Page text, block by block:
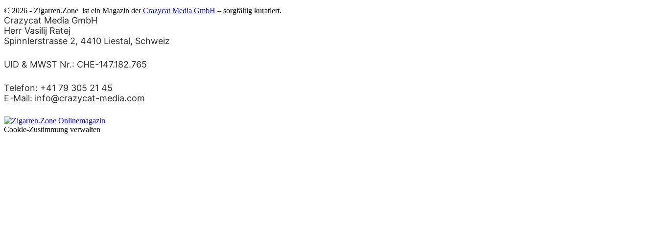
© 2026 - Zigarren.Zone ist ein Magazin derCrazycat Media GmbH – sorgfältig kuratiert.
Crazycat Media GmbH
Herr Vasilij Ratej
Spinnlerstrasse 2, 4410 Liestal, Schweiz
UID & MWST Nr.: CHE-147.182.765
Telefon: +41 79 305 21 45
E-Mail: info@crazycat-media.com
Cookie-Zustimmung verwalten